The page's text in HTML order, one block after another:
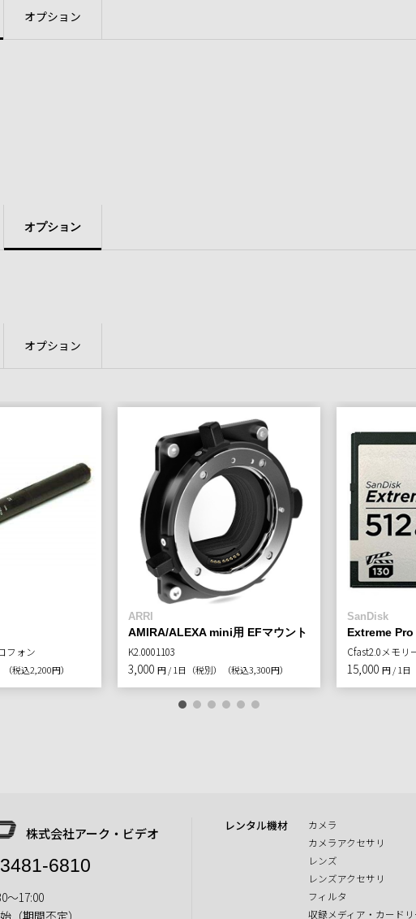
ー設定とルック他） / Ethernet *1
対応予定
オプション
オプション
オプション
フォン
（税込2,200円）
ARRI
AMIRA/ALEXA mini用 EFマウント
K2.0001103
3,000 円 / 1日（税別） （税込3,300円）
SanDisk
Extreme
Cfast2.0メモリ
15,000 円 / 1日
株式会社アーク・ビデオ
6810
〜17:00
レンタル機材
カメラ
カメラアクセサリ
レンズ
レンズアクセサリ
フィルタ
収録メディア・カード